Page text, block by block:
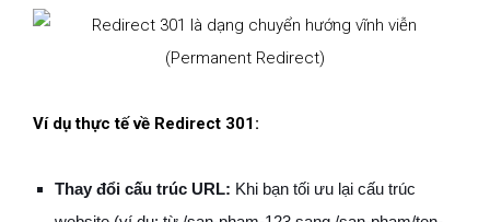
Ví dụ thực tế về Redirect 301:
Thay đổi cấu trúc URL: Khi bạn tối ưu lại cấu trúc